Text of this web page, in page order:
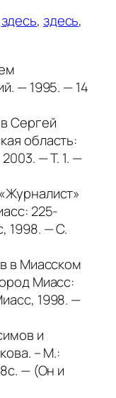
здесь, здесь,
— 1995. — 14
Сергей
область:
— Т. 1. —
225-
1998. — С.
в Миасском
Миасс:
1998. —
и
– М.:
— (Он и